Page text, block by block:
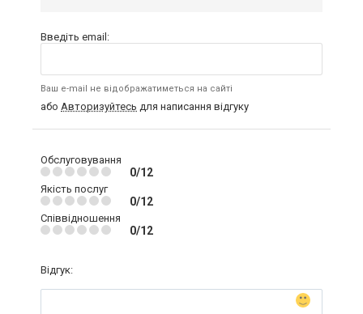
Введіть email:
Ваш e-mail не відображатиметься на сайті
або Авторизуйтесь для написання відгуку
Обслуговування
0/12
Якість послуг
0/12
Співвідношення
0/12
Відгук: